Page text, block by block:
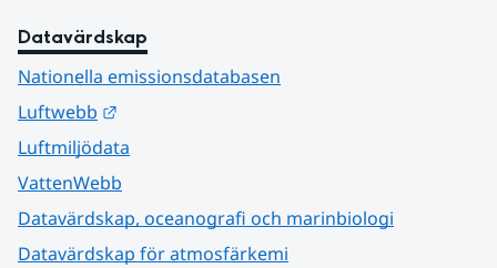
Datavärdskap
Nationella emissionsdatabasen
Luftwebb
Luftmiljödata
VattenWebb
Datavärdskap, oceanografi och marinbiologi
Datavärdskap för atmosfärkemi